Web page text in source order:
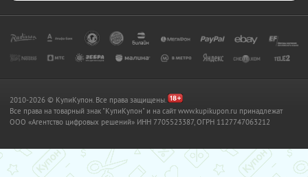
2010-2026 © КупиКупон. Все права защищены.
Все права на товарный знак "КупиКупон" и на сайт www.kupikupon.ru принадлежат
OOO «Агентство цифровых решений» ИНН 7705523387, ОГРН 1127747063212